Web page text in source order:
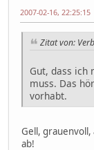
2007-02-16, 22:25:15
Zitat von:
Gut, dass ich
muss. Das
vorhabt.
Gell,
ab!